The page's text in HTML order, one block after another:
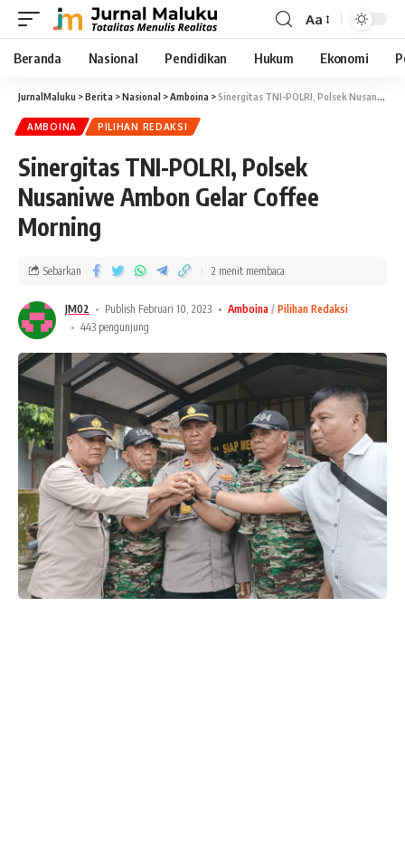
Aa
Beranda Nasional Pendidikan Hukum Ekonomi
JurnalMaluku >Berita >Nasional >Amboina >Sinergitas TNI-POLRI, Polsek Nusaniwe Ambon Gelar Coffee Morning
AMBOINA PILIHAN REDAKSI
Sinergitas TNI-POLRI, Polsek
Nusaniwe Ambon Gelar Coffee
Morning
JM02 Publish Februari 10, 2023 Amboina
Pilihan Redaksi
443 pengunjung
Sebarkan 2 menit membaca